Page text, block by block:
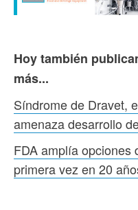
Hoy también
más...
Síndrome de Dravet,
amenaza desarrollo
FDA amplía opciones
primera vez en 20